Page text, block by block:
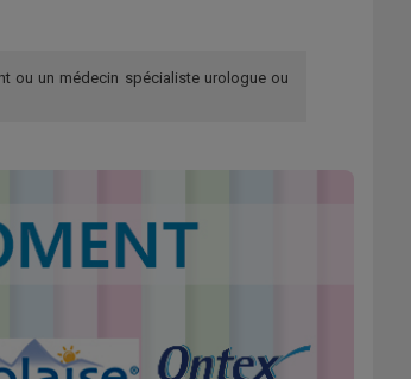
ou un médecin spécialiste urologue ou